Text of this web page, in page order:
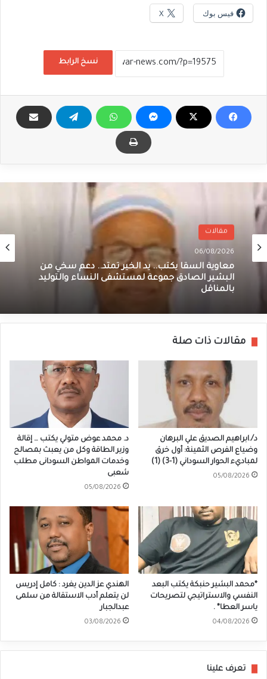
فيس بوك X
نسخ الرابط
مقالات
06/08/2026
معاوية السقا يكتب.. يد الخير تمتد.. دعم سخي من
البشير الصادق جموعة لمستشفى النساء والتوليد
بالمناقل
مقالات ذات صلة
د/.ابراهيم الصديق علي البرهان
وضياع الفرص الثمينة: أول خرق
لمباديء الحوار السوداني (1-3) (1)
05/08/2026
د. محمد عوض متولي يكتب … إقالة
وزير الطاقة وكل من يعبث بمصالح
وخدمات المواطن السودانى مطلب
شعبى
05/08/2026
*محمد البشير حنبكة يكتب البعد
النفسي والاستراتيجي لتصريحات
ياسر العطا* .
04/08/2026
الهندي عز الدين يغرد : كامل إدريس
لن يتعلم أدب الاستقالة من سلمى
عبدالجبار
03/08/2026
تعرف علينا